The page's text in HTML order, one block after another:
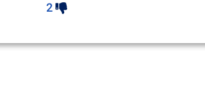
2